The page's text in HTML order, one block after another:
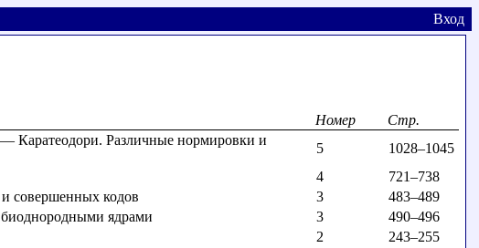
Вход
Номер
Стр.
Каратеодори. Различные нормировки и
5
1028–1045
4
721–738
совершенных кодов 3
483–489
биоднородными ядрами 3
490–496
2
243–255